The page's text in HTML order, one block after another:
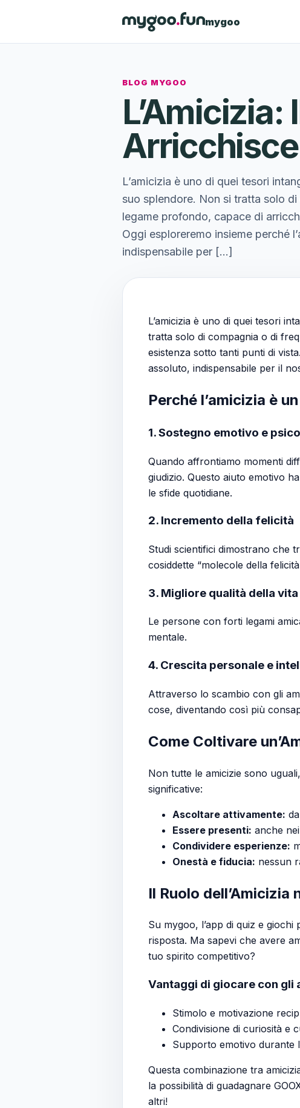
mygoo
BLOG MYGOO
L’amicizia è uno di quei tesori
suo splendore. Non si tratta solo
legame profondo, capace di
Oggi esploreremo insieme perché
indispensabile per […]
L’amicizia è uno di quei tesori
tratta solo di compagnia o di
esistenza sotto tanti punti di
assoluto, indispensabile per il
Perché l’amicizia è
1. Sostegno emotivo e
Quando affrontiamo momenti
giudizio. Questo aiuto emotivo
le sfide quotidiane.
2. Incremento della felicità
Studi scientifici dimostrano che
cosiddette “molecole della
3. Migliore qualità della vita
Le persone con forti legami
mentale.
4. Crescita personale e
Attraverso lo scambio con gli
cose, diventando così più
Come Coltivare
Non tutte le amicizie sono
significative:
Ascoltare attivamente:
Essere presenti: anche
Condividere esperienze:
Onestà e fiducia: nessun
Il Ruolo
Su mygoo, l’app di quiz e
risposta. Ma sapevi che avere
tuo spirito competitivo?
Vantaggi di giocare con
Stimolo e motivazione
Condivisione di curiosità e
Supporto emotivo durante
Questa combinazione tra
la possibilità di guadagnare
altri!